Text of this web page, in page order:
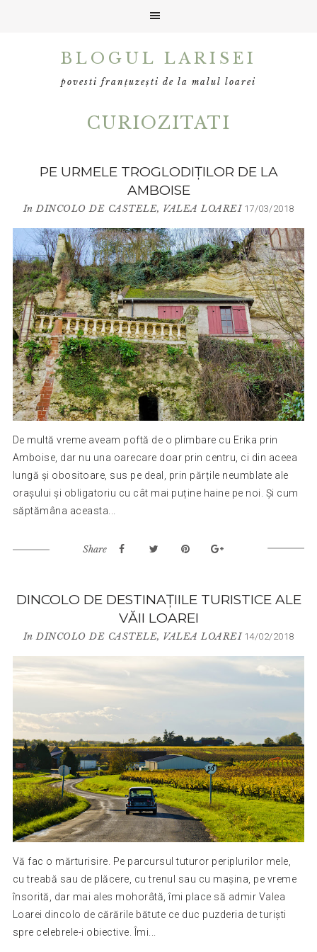
BLOGUL LARISEI
povesti franțuzești de la malul loarei
CURIOZITATI
PE URMELE TROGLODIŢILOR DE LA
AMBOISE
InDINCOLO DE CASTELE, VALEA LOAREI 17/03/2018
De multă vreme aveam poftă de o plimbare cu Erika prin
Amboise, dar nu una oarecare doar prin centru, ci din aceea
lungă și obositoare, sus pe deal, prin părțile neumblate ale
orașului și obligatoriu cu cât mai puține haine pe noi. Și cum
săptămâna aceasta...
Share
DINCOLO DE DESTINAŢIILE TURISTICE ALE
VĂII LOAREI
InDINCOLO DE CASTELE, VALEA LOAREI 14/02/2018
Vă fac o mărturisire. Pe parcursul tuturor periplurilor mele,
cu treabă sau de plăcere, cu trenul sau cu mașina, pe vreme
însorită, dar mai ales mohorâtă, îmi place să admir Valea
Loarei dincolo de cărările bătute ce duc puzderia de turiști
spre celebrele-i obiective. Îmi...